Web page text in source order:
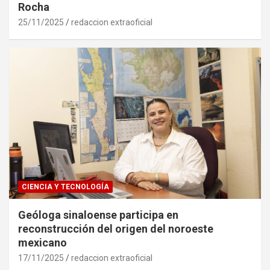
Rocha
25/11/2025 redaccion extraoficial
CIENCIA Y TECNOLOGÍA
Geóloga sinaloense participa en
reconstrucción del origen del noroeste
mexicano
17/11/2025 redaccion extraoficial